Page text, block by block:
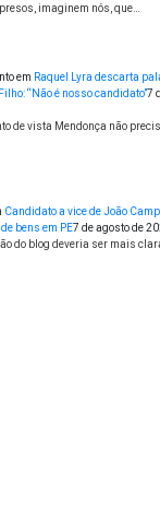
imaginem nós, que…
em Raquel Lyra descarta
“Não é nosso candidato”7
de vista Mendonça não
Candidato a vice de João
bens em PE7 de agosto de
do blog deveria ser mais